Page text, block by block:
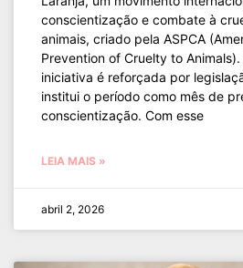
conscientização e combate à
animais, criado pela ASPCA
Prevention of Cruelty to Animals).
iniciativa é reforçada por
institui o período como mês de
conscientização. Com esse
LEIA MAIS »
abril 2, 2026